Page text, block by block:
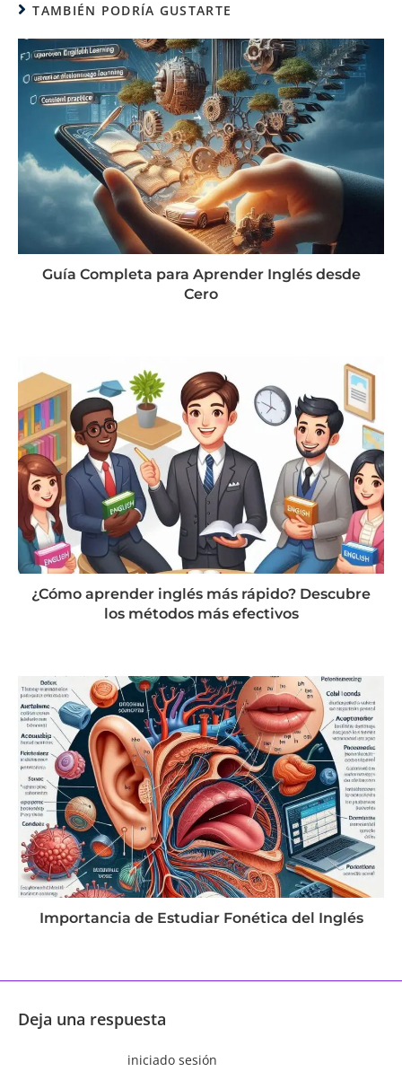
TAMBIÉN PODRÍA GUSTARTE
Guía Completa para Aprender Inglés desde
Cero
¿Cómo aprender inglés más rápido? Descubre
los métodos más efectivos
Importancia de Estudiar Fonética del Inglés
Deja una respuesta
iniciado sesión